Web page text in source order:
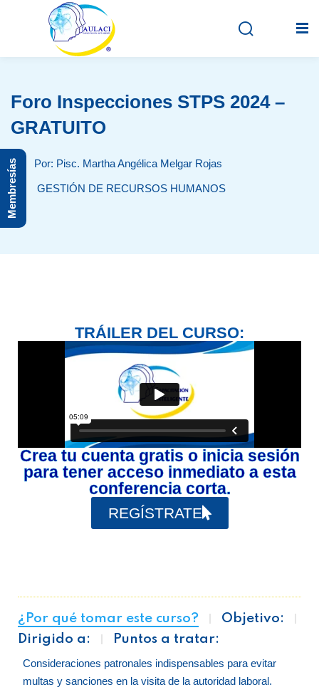
Inicio
Grabados
Foro Inspecciones STPS 2024 –
GRATUITO
Por: Pisc. Martha Angélica Melgar Rojas
GESTIÓN DE RECURSOS HUMANOS
TRÁILER DEL CURSO:
Crea tu cuenta gratis o inicia sesión
para tener acceso inmediato a esta
conferencia corta.
REGÍSTRATE
¿Por qué tomar este curso?
Objetivo:
Dirigido a:
Puntos a tratar:
Consideraciones patronales indispensables para evitar
multas y sanciones en la visita de la autoridad laboral.
Membresías